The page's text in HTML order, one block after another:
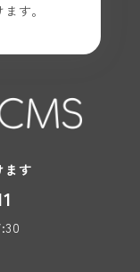
す。
ます